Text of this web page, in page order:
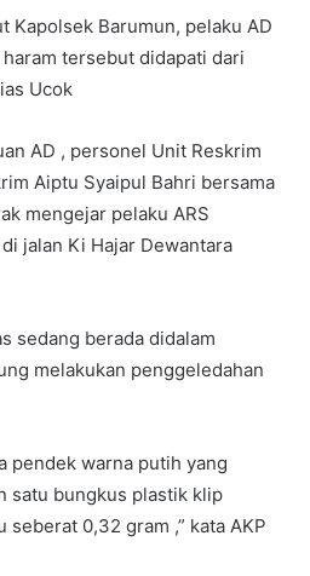
Kapolsek Barumun, pelaku AD
tersebut didapati dari
Ucok
AD , personel Unit Reskrim
Aiptu Syaipul Bahri bersama
mengejar pelaku ARS
jalan Ki Hajar Dewantara
sedang berada didalam
melakukan penggeledahan
pendek warna putih yang
satu bungkus plastik klip
0,32 gram ,” kata AKP